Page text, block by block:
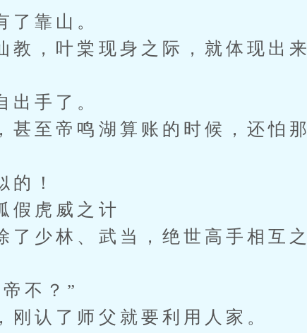
靠山。
，叶棠现身之际，就体现出来
手了。
至帝鸣湖算账的时候，还怕那
！
虎威之计
少林、武当，绝世高手相互之
不？”
认了师父就要利用人家。